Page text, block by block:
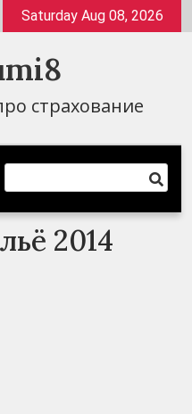
Saturday Aug 08, 2026
страхование
2014